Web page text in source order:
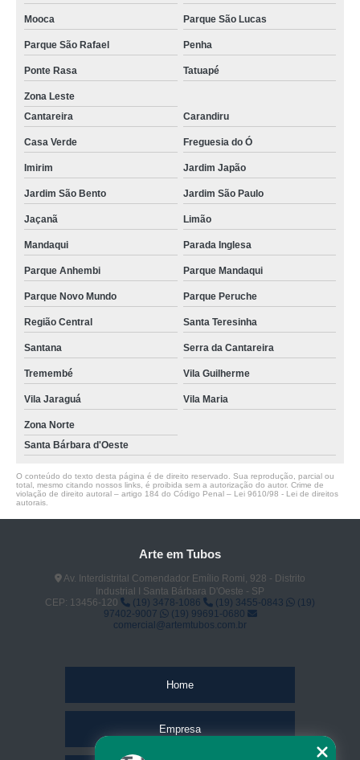
Mooca Parque São Lucas
Parque São Rafael Penha
Ponte Rasa Tatuapé
Zona Leste
Cantareira
Carandiru
Casa Verde Freguesia do Ó
Imirim Jardim Japão
Jardim São Bento Jardim São Paulo
Jaçanã Limão
Mandaqui Parada Inglesa
Parque Anhembi Parque Mandaqui
Parque Novo Mundo Parque Peruche
Região Central Santa Teresinha
Santana Serra da Cantareira
Tremembé Vila Guilherme
Vila Jaraguá Vila Maria
Zona Norte
Santa Bárbara d'Oeste
O conteúdo do texto desta página é de direito reservado. Sua reprodução, parcial ou
total, mesmo citando nossos links, é proibida sem a autorização do autor. Crime de
violação de direito autoral – artigo 184 do Código Penal – Lei 9610/98 - Lei de direitos
autorais
Arte em Tubos
Av. Interdistrital Comendador Emílio Romi, 928 - Distrito
Industrial I Santa Bárbara D'Oeste - SP
CEP: 13456-120
(19) 3478-1086 (19) 3455-0843
(19)
97402-9007
(19) 99691-0680
comercial@artemtubos.com.br
Home
Empresa